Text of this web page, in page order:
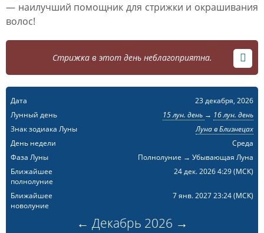
— наилучший помощник для стрижки и окрашивания
волос!
Стрижка в этот день неблагоприятна.
Дата
23 декабря, 2026
Лунный день
15 лун. день → 16 лун. день
Знак зодиака Луны
Луна в Близнецах
День недели
Среда
Фаза Луны
Полнолуние → Убывающая Луна
Ближайшее
полнолуние
24 дек. 2026 4:29(МСК)
Ближайшее
новолуние
7 янв. 2027 23:24(МСК)
← Декабрь 2026 →